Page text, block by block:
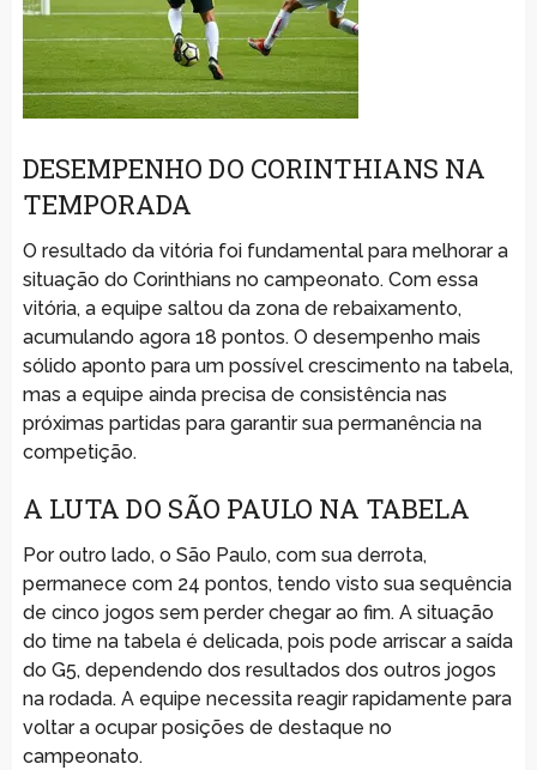
DESEMPENHO DO CORINTHIANS NA
TEMPORADA
O resultado da vitória foi fundamental para melhorar a
situação do Corinthians no campeonato. Com essa
vitória, a equipe saltou da zona de rebaixamento,
acumulando agora 18 pontos. O desempenho mais
sólido aponto para um possível crescimento na tabela,
mas a equipe ainda precisa de consistência nas
próximas partidas para garantir sua permanência na
competição.
A LUTA DO SÃO PAULO NA TABELA
Por outro lado, o São Paulo, com sua derrota,
permanece com 24 pontos, tendo visto sua sequência
de cinco jogos sem perder chegar ao fim. A situação
do time na tabela é delicada, pois pode arriscar a saída
do G5, dependendo dos resultados dos outros jogos
na rodada. A equipe necessita reagir rapidamente para
voltar a ocupar posições de destaque no
campeonato.